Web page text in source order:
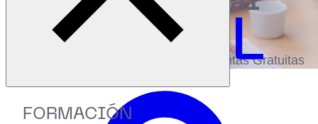
FORMACIÓN
Accede a más de 150 Recursos, Guías,
eBooks,Plantillas, Estudios y Herramientas Gratuitas